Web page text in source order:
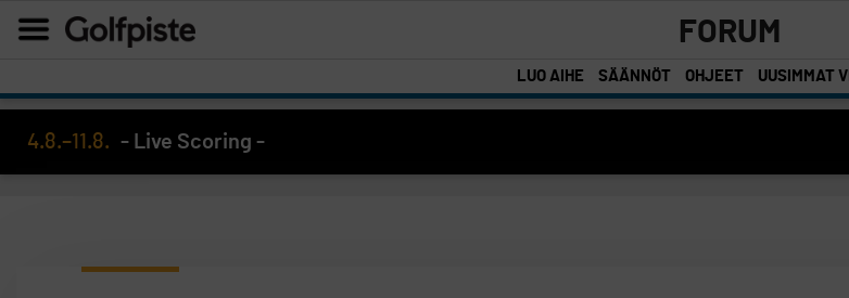
FORUM
LUO AIHE SÄÄNNÖT OHJEET UUSIMMAT
4.8.–11.8. - Live Scoring -